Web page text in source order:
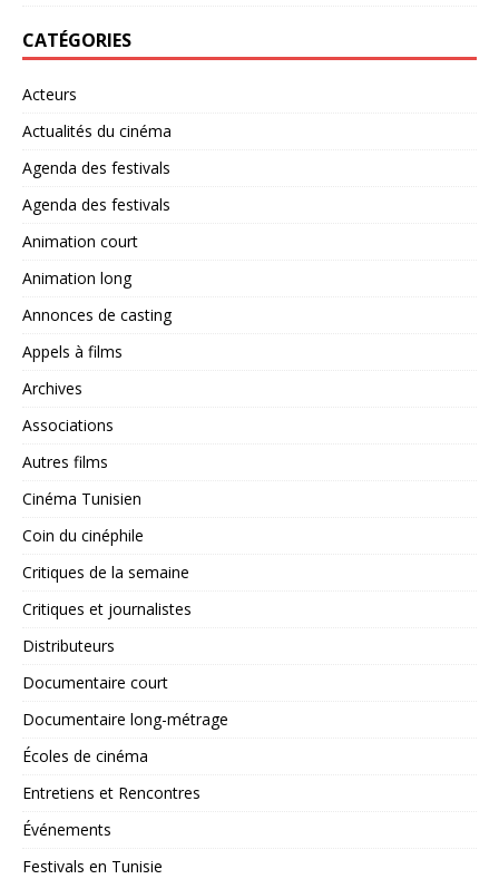
CATÉGORIES
Acteurs
Actualités du cinéma
Agenda des festivals
Agenda des festivals
Animation court
Animation long
Annonces de casting
Appels à films
Archives
Associations
Autres films
Cinéma Tunisien
Coin du cinéphile
Critiques de la semaine
Critiques et journalistes
Distributeurs
Documentaire court
Documentaire long-métrage
Écoles de cinéma
Entretiens et Rencontres
Événements
Festivals en Tunisie